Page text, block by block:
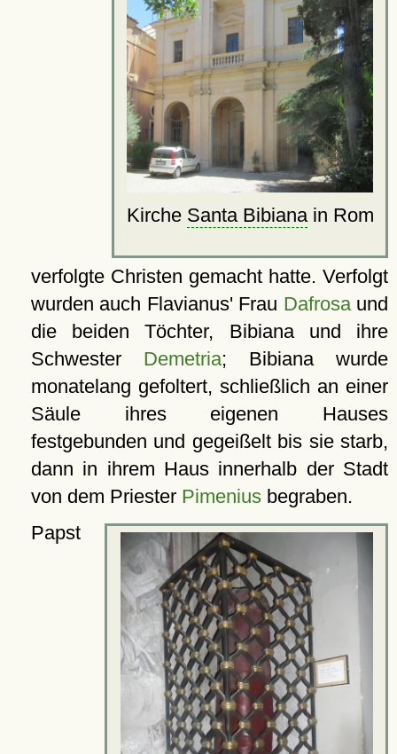
Kirche Santa Bibianain Rom
verfolgte Christen gemacht hatte. Verfolgt
wurden auch Flavianus' Frau Dafrosaund
die beiden Töchter, Bibiana und ihre
Schwester Demetria; Bibiana wurde
monatelang gefoltert, schließlich an einer
Säule ihres eigenen Hauses
festgebunden und gegeißelt bis sie starb,
dann in ihrem Haus innerhalb der Stadt
von dem Priester Pimeniusbegraben.
Papst